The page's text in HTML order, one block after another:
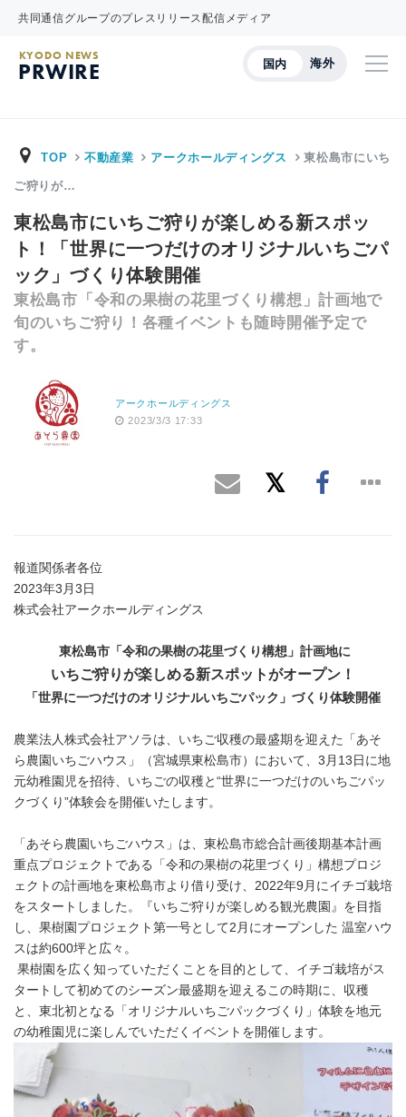
共同通信グループのプレスリリース配信メディア
国内 海外
KYODO NEWS
PRWIRE
TOP 不動産業 アークホールディングス 東松島市にいち
ご狩りが…
東松島市にいちご狩りが楽しめる新スポッ
ト！「世界に一つだけのオリジナルいちごパ
ック」づくり体験開催
東松島市「令和の果樹の花里づくり構想」計画地で
旬のいちご狩り！各種イベントも随時開催予定で
す。
アークホールディングス
2023/3/3 17:33
報道関係者各位
2023年3月3日
株式会社アークホールディングス
東松島市「令和の果樹の花里づくり構想」計画地に
いちご狩りが楽しめる新スポットがオープン！
「世界に一つだけのオリジナルいちごパック」づくり体験開催
農業法人株式会社アソラは、いちご収穫の最盛期を迎えた「あそ
ら農園いちごハウス」（宮城県東松島市）において、3月13日に地
元幼稚園児を招待、いちごの収穫と“世界に一つだけのいちごパッ
クづくり”体験会を開催いたします。
「あそら農園いちごハウス」は、東松島市総合計画後期基本計画
重点プロジェクトである「令和の果樹の花里づくり」構想プロジ
ェクトの計画地を東松島市より借り受け、2022年9月にイチゴ栽培
をスタートしました。『いちご狩りが楽しめる観光農園』を目指
し、果樹園プロジェクト第一号として2月にオープンした 温室ハウ
スは約600坪と広々。
果樹園を広く知っていただくことを目的として、イチゴ栽培がス
タートして初めてのシーズン最盛期を迎えるこの時期に、収穫
と、東北初となる「オリジナルいちごパックづくり」体験を地元
の幼稚園児に楽しんでいただくイベントを開催します。